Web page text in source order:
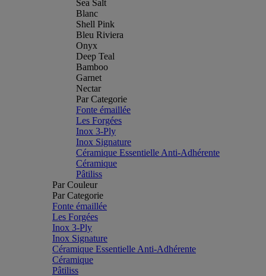
Sea Salt
Blanc
Shell Pink
Bleu Riviera
Onyx
Deep Teal
Bamboo
Garnet
Nectar
Par Categorie
Fonte émaillée
Les Forgées
Inox 3-Ply
Inox Signature
Céramique Essentielle Anti-Adhérente
Céramique
Pâtiliss
Par Couleur
Par Categorie
Fonte émaillée
Les Forgées
Inox 3-Ply
Inox Signature
Céramique Essentielle Anti-Adhérente
Céramique
Pâtiliss